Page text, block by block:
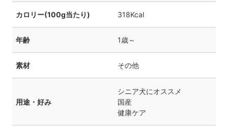
カロリー(100g当たり) 318Kcal
年齢 1歳～
素材 その他
用途・好み
シニア犬にオススメ
国産
健康ケア